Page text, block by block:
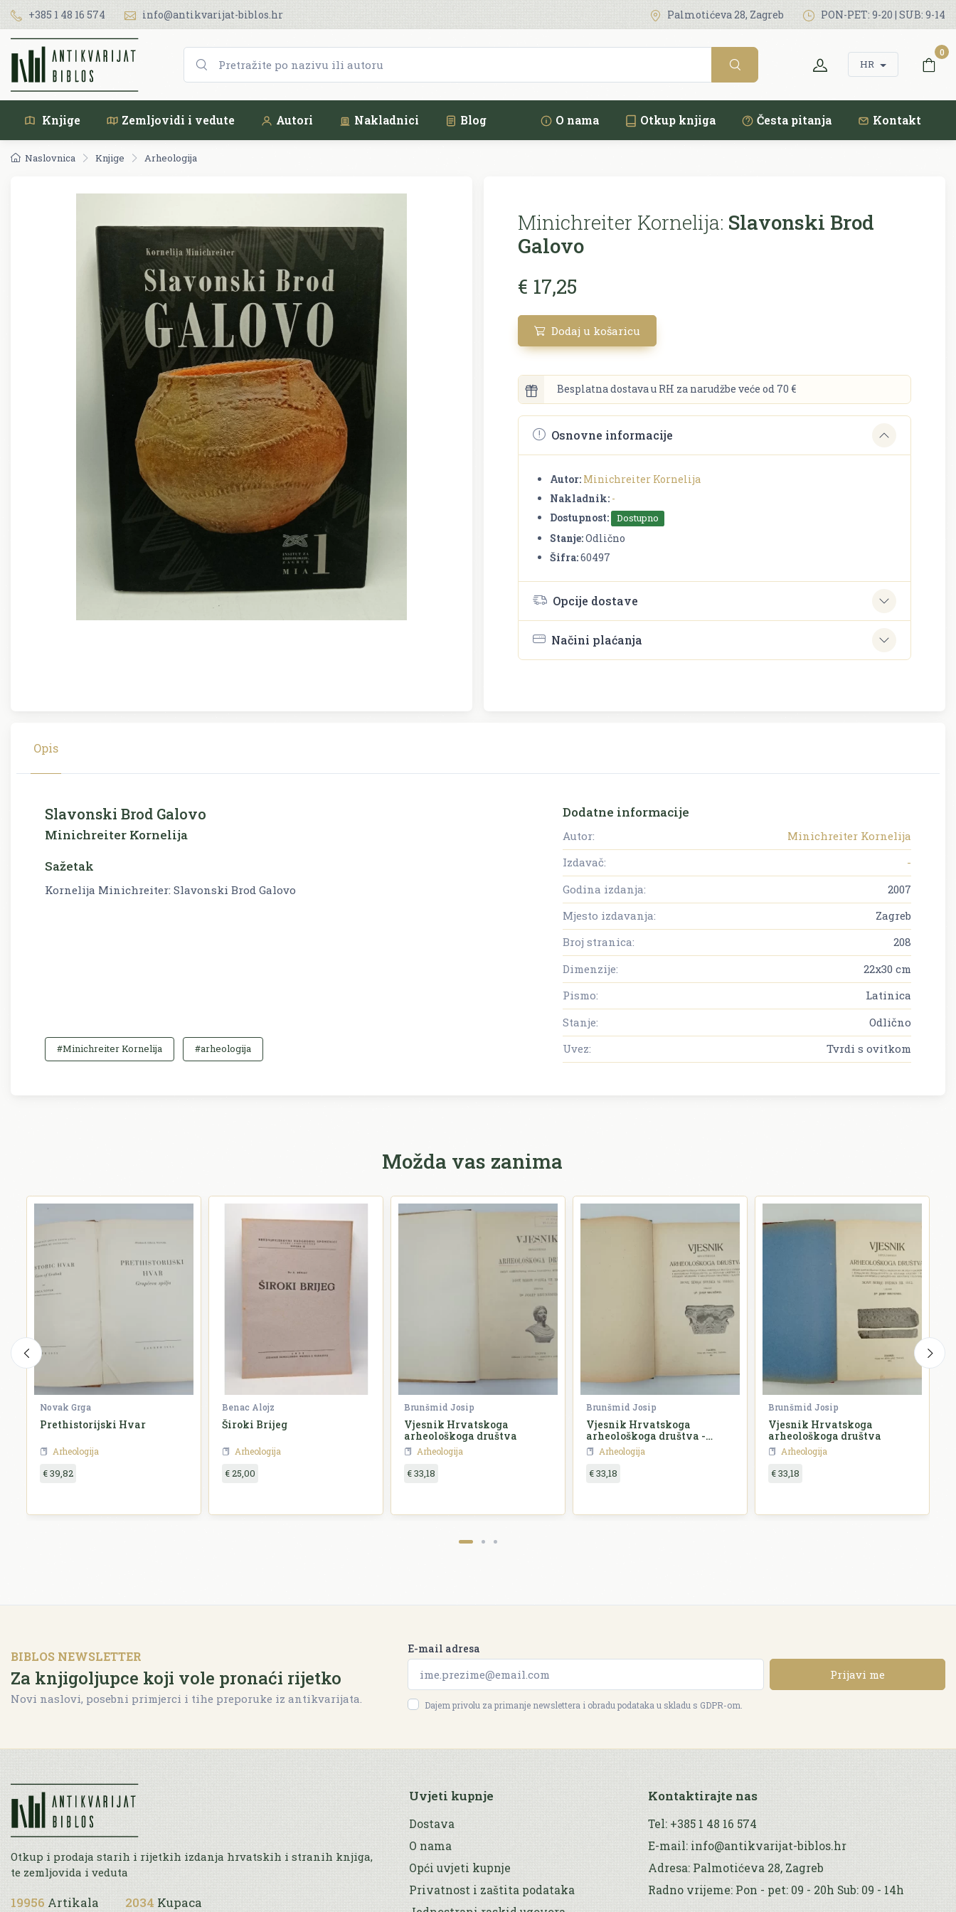
+385 1 48 16 574 info@antikvarijat-biblos.hr Palmotićeva 28, Zagreb PON-PET: 9-20 | SUB: 9-14
HR
0
Knjige Zemljovidi i vedute Autori Nakladnici Blog O nama Otkup knjiga Česta pitanja Kontakt
Naslovnica Knjige Arheologija
Minichreiter Kornelija: Slavonski Brod
Galovo
€ 17,25
Dodaj u košaricu
Besplatna dostava u RH za narudžbe veće od 70 €
Osnovne informacije
Autor: Minichreiter Kornelija
Nakladnik: -
Dostupnost:
Dostupno
Stanje:Odlično
Šifra:60497
Opcije dostave
Načini plaćanja
Opis
Slavonski Brod Galovo
Minichreiter Kornelija
Sažetak
Kornelija Minichreiter: Slavonski Brod Galovo
#Minichreiter Kornelija #arheologija
Dodatne informacije
Autor:
Minichreiter Kornelija
Izdavač:
-
Godina izdanja:
2007
Mjesto izdavanja:
Zagreb
Broj stranica:
208
Dimenzije:
22x30 cm
Pismo:
Latinica
Stanje:
Odlično
Uvez:
Tvrdi s ovitkom
Možda vas zanima
Novak Grga
Prethistorijski Hvar
Arheologija
€ 39,82
Benac Alojz
Široki Brijeg
Arheologija
€ 25,00
Brunšmid Josip
Vjesnik Hrvatskoga
arheološkoga društva
Arheologija
€ 33,18
Brunšmid Josip
Vjesnik Hrvatskoga
arheološkoga društva -
svezak XI/1910.-11.
Arheologija
€ 33,18
Brunšmid Josip
Vjesnik Hrvatskoga
arheološkoga društva
Arheologija
€ 33,18
BIBLOS NEWSLETTER
Za knjigoljupce koji vole pronaći rijetko
Novi naslovi, posebni primjerci i tihe preporuke iz antikvarijata.
E-mail adresa
Prijavi me
Dajem privolu za primanje newslettera i obradu podataka u skladu s GDPR-om.
Otkup i prodaja starih i rijetkih izdanja hrvatskih i stranih knjiga,
te zemljovida i veduta
19956 Artikala 2034 Kupaca
Uvjeti kupnje
Dostava
O nama
Opći uvjeti kupnje
Privatnost i zaštita podataka
Kontaktirajte nas
Tel: +385 1 48 16 574
E-mail: info@antikvarijat-biblos.hr
Adresa: Palmotićeva 28, Zagreb
Radno vrijeme: Pon - pet: 09 - 20h Sub: 09 - 14h